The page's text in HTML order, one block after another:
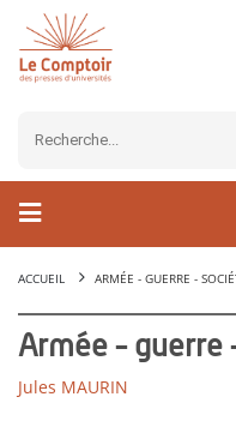
ACCUEIL ARMÉE - GUERRE -
Armée - guerre
Jules MAURIN